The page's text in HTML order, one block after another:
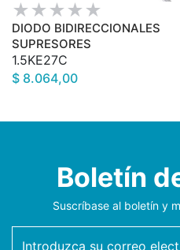
DIODO BIDIRECCIONALES
SUPRESORES
1.5KE27C
$ 8.064,00
Boletín
Suscríbase al boletín y